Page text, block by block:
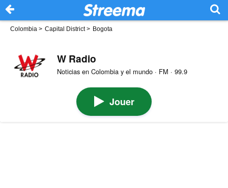
Colombia > Capital District> Bogota
W Radio
Noticias en Colombia y el mundo · FM · 99.9
Jouer